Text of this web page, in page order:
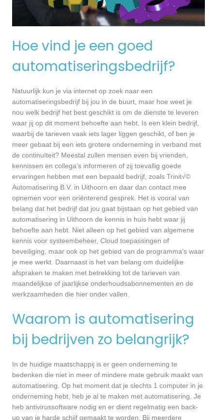
Hoe vind je een goed
automatiseringsbedrijf?
Natuurlijk kun je via internet op zoek naar een
automatiseringsbedrijf bij jou in de buurt, maar hoe weet je
nou welk bedrijf het best geschikt is om de dienste te leveren
waar jij op dit moment behoefte aan hebt. Is een klein bedrijf,
waarbij de tarieven vaak iets lager liggen geschikt, of ben je
meer gebaat bij een iets grotere onderneming in verband met
de continuïteit? Meestal zullen mensen even bij vrienden,
kennissen en collega’s informeren of zij toevallig goede
ervaringen hebben met een bepaald bedrijf, zoals Trinit√©
Automatisering B.V. in Uithoorn en daar dan contact mee
opnemen voor een oriënterend gesprek. Het is vooral van
belang dat het bedrijf dat jou gaat bijstaan op het gebied van
automatisering in Uithoorn de kennis in huis hebt waar jij
behoefte aan hebt. Niet alleen op het gebied van algemene
kennis voor systeembeheer, Cloud toepassingen of
beveiliging, maar ook op het gebied van de programma’s waar
je mee werkt. Daarnaast is het van belang om duidelijke
afspraken te maken met betrekking tot de tarieven van
maandelijkse of jaarlijkse onderhoudsabonnementen en de
werkzaamheden die hier onder vallen.
Waarom is automatisering
bij bedrijven zo belangrijk?
In de huidige maatschappij is er geen onderneming te
bedenken die niet in meer of mindere mate gebruik maakt van
automatisering. Op het moment dat je slechts 1 computer in je
onderneming hebt, heb je al te maken met automatisering. Je
heb antivirussoftware nodig en er dient regelmatig een back-
up van je harde schijf gemaakt te worden. Bij meerdere